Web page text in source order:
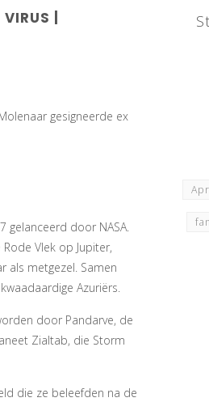
|
gesigneerde ex
door NASA.
Vlek op Jupiter,
als metgezel. Samen
Azuriërs.
door Pandarve, de
Zialtab, die Storm
die ze beleefden na de